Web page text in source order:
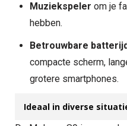
Muziekspeler om je
hebben.
Betrouwbare
compacte scherm,
grotere smartphones.
Ideaal in diverse